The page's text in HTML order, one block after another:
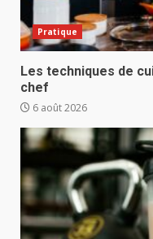
Pratique
Les techniques de
chef
6 août 2026